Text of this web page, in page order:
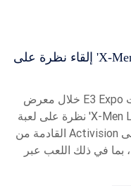
إلقاء نظرة على 'X-Men Legends II: Rise of Apocalypse'
خلال معرض E3 Expo في لوس أنجلوس ، ألقت CBR News
نظرة على لعبة 'X-Men Legends II: Rise of the Apocalypse'
القادمة من Activision هذا الخريف. سيكون عشاق اللعبة الأولى
بما في ذلك اللعب عبر